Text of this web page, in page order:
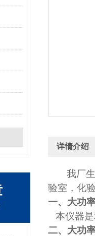
详情介绍
我厂
验室，化
一、 大功
本仪器
二、 大功